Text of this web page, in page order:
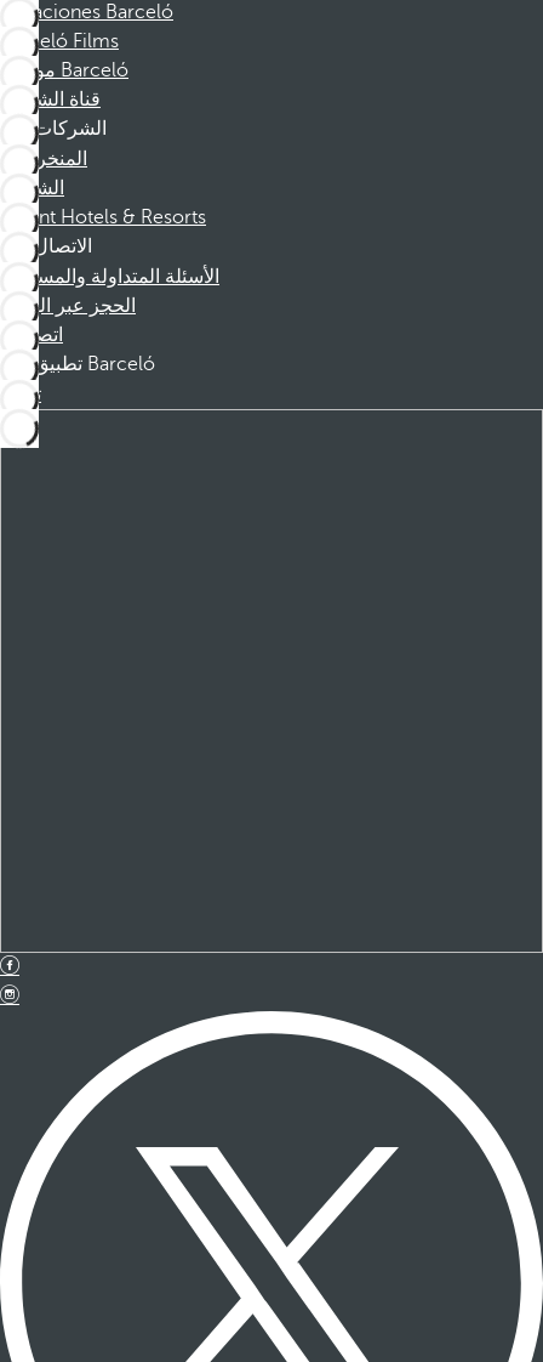
Vacaciones Barceló
Barceló Films
موظفو Barceló
قناة الشكوى
الشركات
المنخرطين
الشركاء
Dorint Hotels & Resorts
الاتصال
الأسئلة المتداولة والمساعدة
الحجز عبر الهاتف
اتصل بنا
تطبيق Barceló
تنزيل